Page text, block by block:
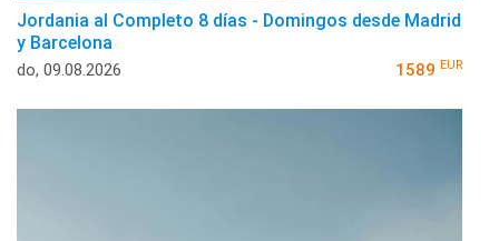
Jordania al Completo 8 días - Domingos desde Madrid
y Barcelona
do, 09.08.2026 1589 EUR